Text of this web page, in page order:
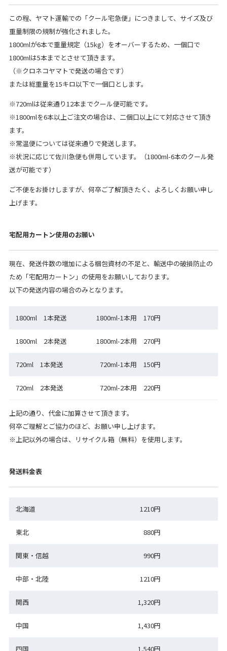
この程、ヤマト運輸での「クール宅急便」につきまして、サイズ及び
重量制限の規制が強化されました。
1800mlが6本で重量規定（15kg）をオーバーするため、一個口で
1800mlは5本までとさせて頂きます。
（※クロネコヤマトで発送の場合です）
または総重量を15キロ以下で一個口とします。
※720mlは従来通り12本までクール便可能です。
※1800mlを6本以上ご注文の場合は、二個口以上にて対応させて頂き
ます。
※常温便については従来通りで発送します。
※状況に応じて佐川急便も併用しています。（1800ml-6本のクール発
送が可能です）
ご不便をお掛けしますが、何卒ご了解頂きたく、よろしくお願い申し
上げます。
宅配用カートン使用のお願い
現在、発送件数の増加による梱包資材の不足と、輸送中の破損防止の
ため「宅配用カートン」の使用をお願いしております。
以下の発送内容の場合のみとなります。
1800ml 1本発送 1800ml-1本用 170円
1800ml 2本発送 1800ml-2本用 270円
720ml 1本発送 720ml-1本用 150円
720ml 2本発送 720ml-2本用 220円
上記の通り、代金に加算させて頂きます。
何卒ご理解とご協力のほど、お願い申し上げます。
※上記以外の場合は、リサイクル箱（無料）を使用します。
発送料金表
北海道 1210円
東北 880円
関東・信越 990円
中部・北陸 1210円
関西 1,320円
中国 1,430円
四国 1,540円